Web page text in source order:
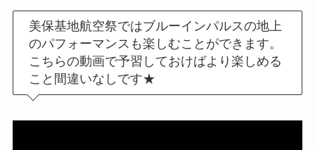
美保基地航空祭ではブルーインパルスの地上
のパフォーマンスも楽しむことができます。
こちらの動画で予習しておけばより楽しめる
こと間違いなしです★